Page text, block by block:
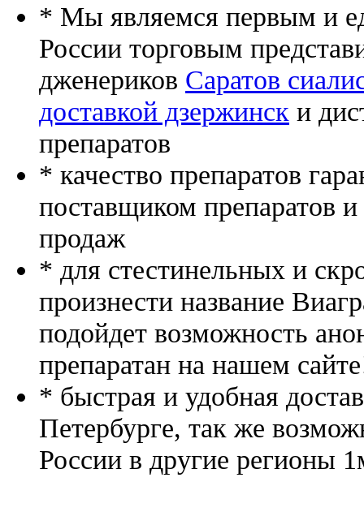
* Мы являемся первым и
России торговым
дженериков Саратов
доставкой дзержинск и
препаратов
* качество препаратов
поставщиком препаратов
продаж
* для стестинельных и
произнести название
подойдет возможность
препаратан на нашем
* быстрая и удобная
Петербурге, так же
России в другие регионы